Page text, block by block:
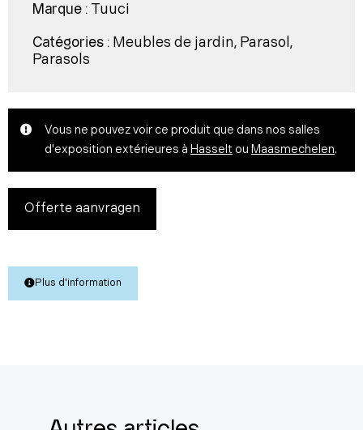
Marque : Tuuci
Catégories : Meubles de jardin, Parasol ,
Parasols
Vous ne pouvez voir ce produit que dans nos salles
d'exposition extérieures à Hasselt ou Maasmechelen.
Offerte aanvragen
Plus d'information